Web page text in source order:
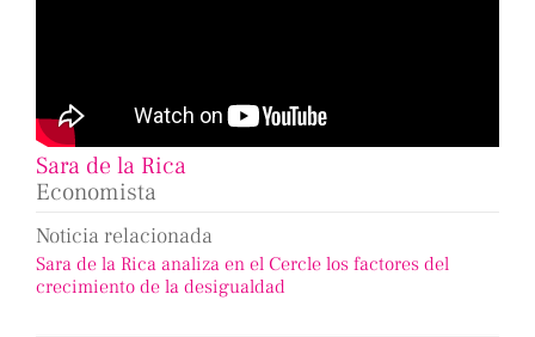
Sara de la Rica
Economista
Noticia relacionada
Sara de la Rica analiza en el Cercle los factores del
crecimiento de la desigualdad